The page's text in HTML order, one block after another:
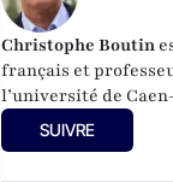
Christophe Boutin
français et
l’université de
notamment publié
XXe siècle
SUIVRE